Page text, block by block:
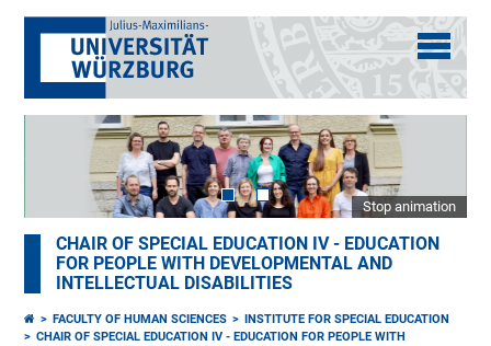
Stop animation
CHAIR OF SPECIAL EDUCATION IV - EDUCATION
FOR PEOPLE WITH DEVELOPMENTAL AND
INTELLECTUAL DISABILITIES
FACULTY OF HUMAN SCIENCES
INSTITUTE FOR SPECIAL EDUCATION
CHAIR OF SPECIAL EDUCATION IV - EDUCATION FOR PEOPLE WITH